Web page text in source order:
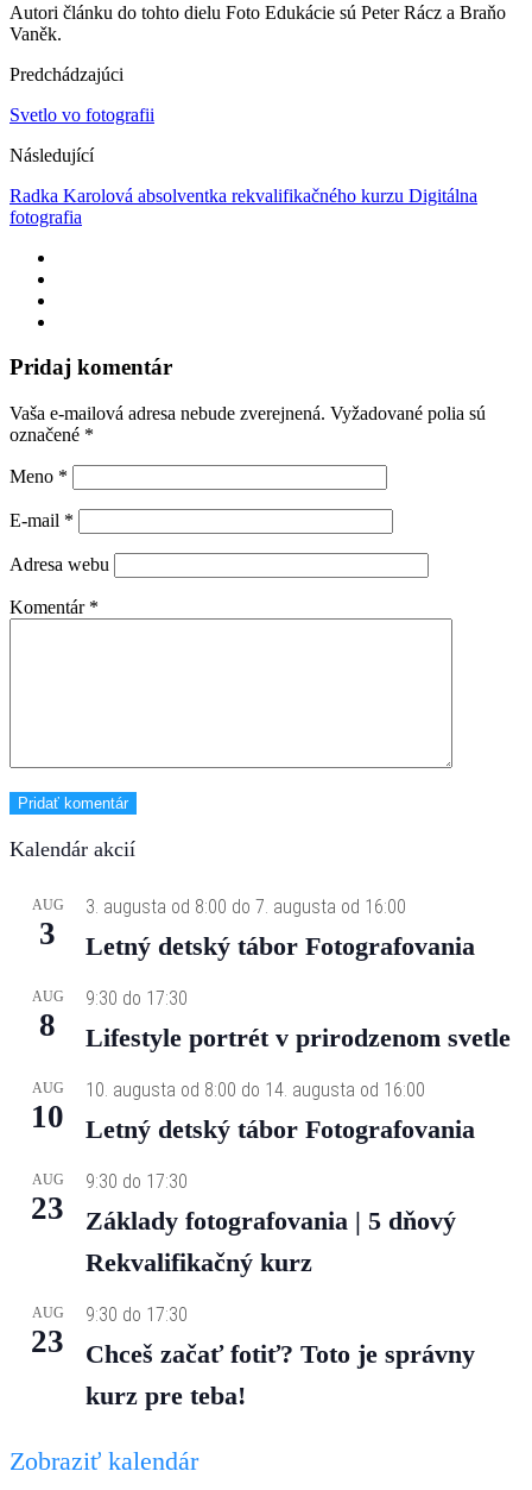
Autori článku do tohto dielu Foto Edukácie sú Peter Rácz a Braňo
Vaněk.
Predchádzajúci
Svetlo vo fotografii
Následující
Radka Karolová absolventka rekvalifikačného kurzu Digitálna
fotografia
Pridaj komentár
Vaša e-mailová adresa nebude zverejnená. Vyžadované polia sú
označené *
Meno *
E-mail *
Adresa webu
Komentár *
Kalendár akcií
AUG
3
3. augusta od 8:00 do 7. augusta od 16:00
Letný detský tábor Fotografovania
AUG
8
9:30 do 17:30
Lifestyle portrét v prirodzenom svetle
AUG
10
10. augusta od 8:00 do 14. augusta od 16:00
Letný detský tábor Fotografovania
AUG
23
9:30 do 17:30
Základy fotografovania | 5 dňový
Rekvalifikačný kurz
AUG
23
9:30 do 17:30
Chceš začať fotiť? Toto je správny
kurz pre teba!
Zobraziť kalendár